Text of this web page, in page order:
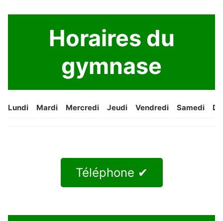
Horaires du
gymnase
Lundi Mardi Mercredi Jeudi Vendredi Samedi
Téléphone ✔